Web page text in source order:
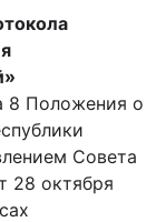
8 Положения о
Совета
28 октября